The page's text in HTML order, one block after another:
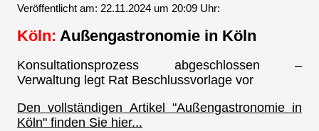
Veröffentlicht am: 22.11.2024 um 20:09 Uhr:
Köln: Außengastronomie in Köln
Konsultationsprozess abgeschlossen –
Verwaltung legt Rat Beschlussvorlage vor
Den vollständigen Artikel "Außengastronomie in
Köln" finden Sie hier...